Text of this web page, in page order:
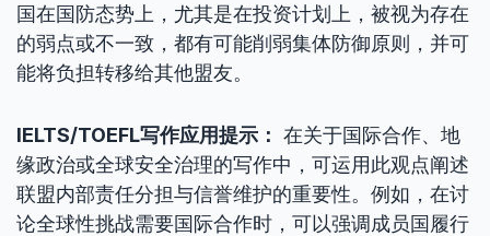
国在国防态势上，尤其是在投资计划上，被视为存在
的弱点或不一致，都有可能削弱集体防御原则，并可
能将负担转移给其他盟友。
IELTS/TOEFL写作应用提示： 在关于国际合作、地
缘政治或全球安全治理的写作中，可运用此观点阐述
联盟内部责任分担与信誉维护的重要性。例如，在讨
论全球性挑战需要国际合作时，可以强调成员国履行